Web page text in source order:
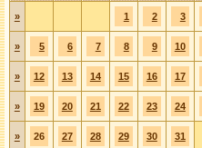
» 1 2 3
» 5 6 7 8 9 10
» 12 13 14 15 16 17
» 19 20 21 22 23 24
» 26 27 28 29 30 31